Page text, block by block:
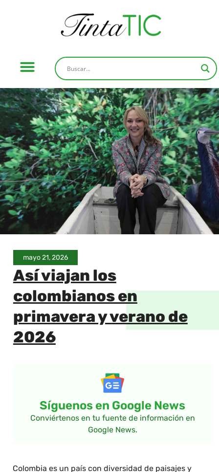
mayo 21, 2026
Así viajan los
colombianos en
primavera y verano de
2026
Síguenos en Google News
Conviértenos en tu fuente de información en
Google News.
Colombia es un país con diversidad de paisajes y